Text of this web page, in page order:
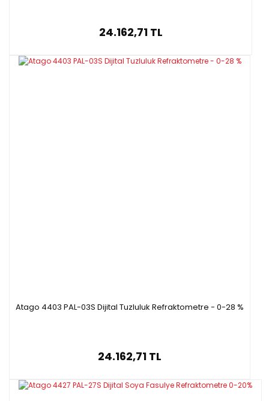
24.162,71 TL
Atago 4403 PAL-03S Dijital Tuzluluk Refraktometre - 0-28 %
24.162,71 TL